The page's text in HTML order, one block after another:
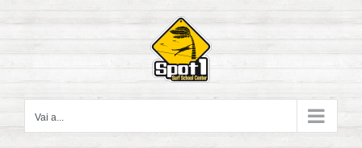
contenuto
Vai a...